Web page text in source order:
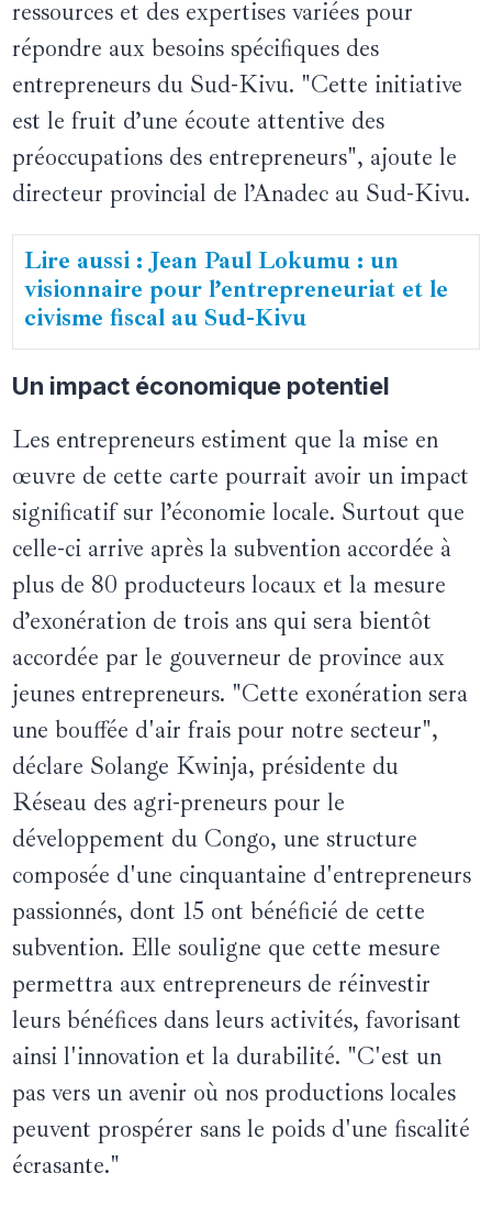
ressources et des expertises variées pour
répondre aux besoins spécifiques des
entrepreneurs du Sud-Kivu. "Cette initiative
est le fruit d’une écoute attentive des
préoccupations des entrepreneurs", ajoute le
directeur provincial de l’Anadec au Sud-Kivu.
Lire aussi : Jean Paul Lokumu : un
visionnaire pour l’entrepreneuriat et le
civisme fiscal au Sud-Kivu
Un impact économique potentiel
Les entrepreneurs estiment que la mise en
œuvre de cette carte pourrait avoir un impact
significatif sur l’économie locale. Surtout que
celle-ci arrive après la subvention accordée à
plus de 80 producteurs locaux et la mesure
d’exonération de trois ans qui sera bientôt
accordée par le gouverneur de province aux
jeunes entrepreneurs. "Cette exonération sera
une bouffée d'air frais pour notre secteur",
déclare Solange Kwinja, présidente du
Réseau des agri-preneurs pour le
développement du Congo, une structure
composée d'une cinquantaine d'entrepreneurs
passionnés, dont 15 ont bénéficié de cette
subvention. Elle souligne que cette mesure
permettra aux entrepreneurs de réinvestir
leurs bénéfices dans leurs activités, favorisant
ainsi l'innovation et la durabilité. "C'est un
pas vers un avenir où nos productions locales
peuvent prospérer sans le poids d'une fiscalité
écrasante."